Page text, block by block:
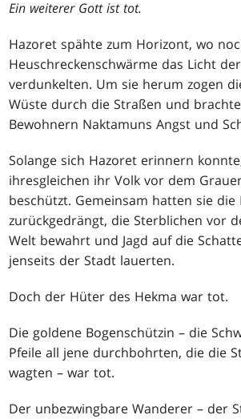
Ein weiterer Gott ist tot.
Hazoret spähte zum Horizont, wo
Heuschreckenschwärme das Licht
verdunkelten. Um sie herum zogen
Wüste durch die Straßen und
Bewohnern Naktamuns Angst und
Solange sich Hazoret erinnern
ihresgleichen ihr Volk vor dem
beschützt. Gemeinsam hatten sie die
zurückgedrängt, die Sterblichen vor
Welt bewahrt und Jagd auf die
jenseits der Stadt lauerten.
Doch der Hüter des Hekma war tot.
Die goldene Bogenschützin – die
Pfeile all jene durchbohrten, die die
wagten – war tot.
Der unbezwingbare Wanderer – der